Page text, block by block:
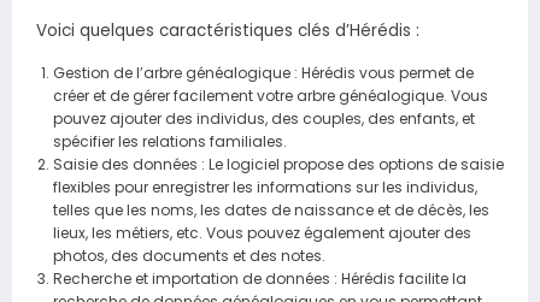
Voici quelques caractéristiques clés d’Hérédis :
Gestion de l’arbre généalogique : Hérédis vous permet de
créer et de gérer facilement votre arbre généalogique. Vous
pouvez ajouter des individus, des couples, des enfants, et
spécifier les relations familiales.
Saisie des données : Le logiciel propose des options de saisie
flexibles pour enregistrer les informations sur les individus,
telles que les noms, les dates de naissance et de décès, les
lieux, les métiers, etc. Vous pouvez également ajouter des
photos, des documents et des notes.
Recherche et importation de données : Hérédis facilite la